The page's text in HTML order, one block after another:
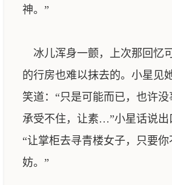
神。”
冰儿浑身一颤，上次那回忆
的行房也难以抹去的。小星见
笑道：“只是可能而已，也许
承受不住，让素…”小星话说出
“让掌柜去寻青楼女子，只要
妨。”